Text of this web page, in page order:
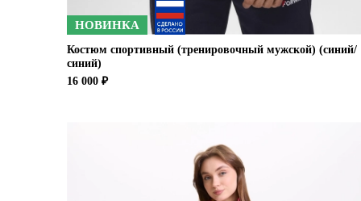
НОВИНКА
Костюм спортивный (тренировочный мужской) (синий/
синий)
16 000 ₽